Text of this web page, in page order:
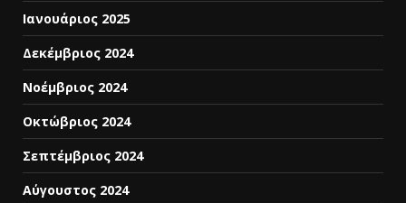
Ιανουάριος 2025
Δεκέμβριος 2024
Νοέμβριος 2024
Οκτώβριος 2024
Σεπτέμβριος 2024
Αύγουστος 2024